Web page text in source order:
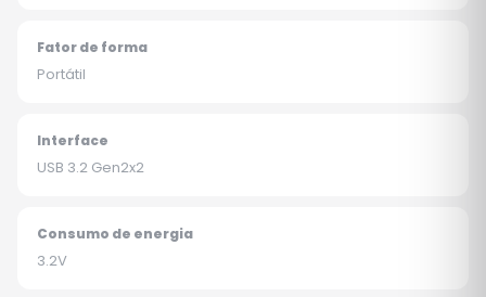
Fator de forma
Portátil
Interface
USB 3.2 Gen2x2
Consumo de energia
3.2V